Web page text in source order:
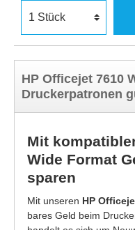
HP Officejet 7610
Druckerpatronen
Mit
Wide Format
sparen
Mit unseren HP
bares Geld beim